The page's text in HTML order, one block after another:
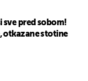
sve pred sobom!
otkazane stotine